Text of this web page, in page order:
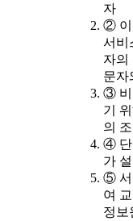
자
② 이
서비
자의
문자
③ 비
기
의
④ 단
가
⑤ 서
여
정보